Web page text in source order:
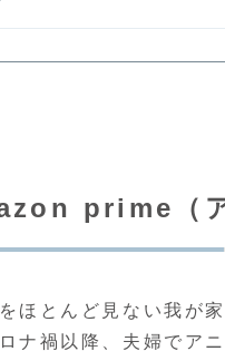
prime（
ほとんど見ない我が
ナ禍以降、夫婦でア